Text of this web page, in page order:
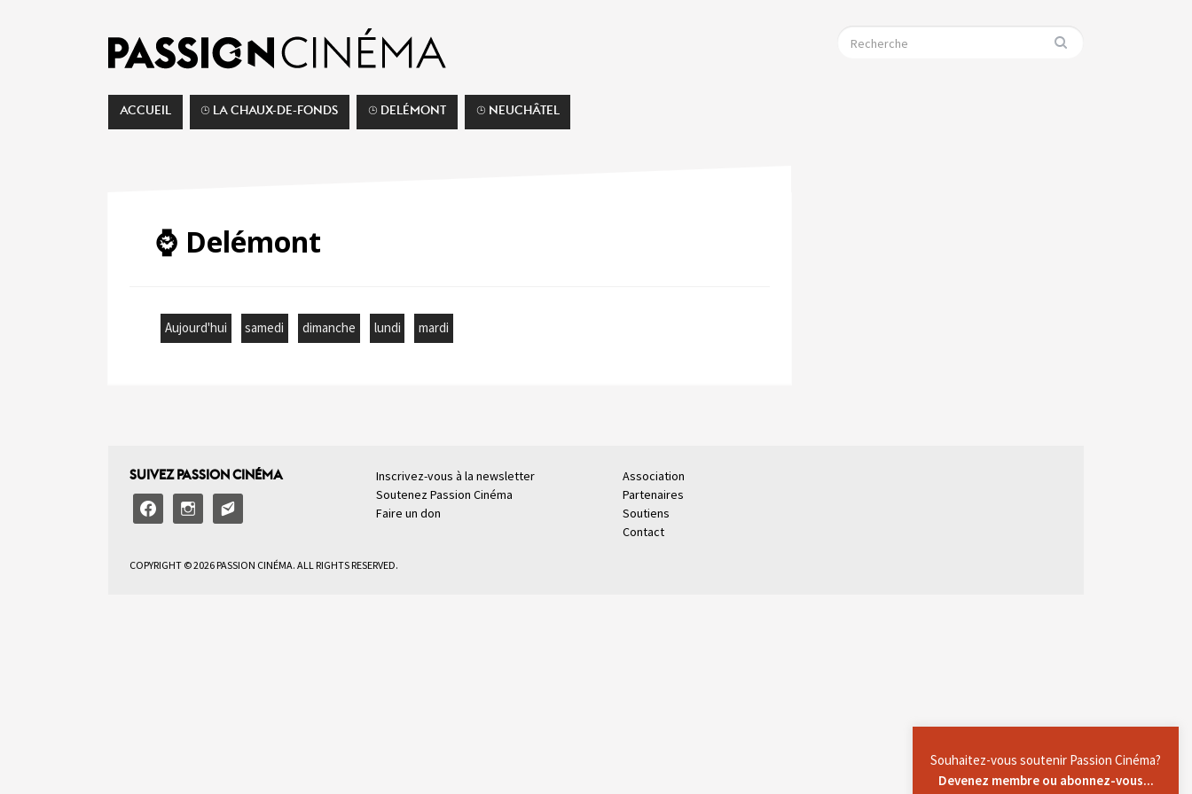
ACCUEIL ⌚︎ LA CHAUX-DE-FONDS ⌚︎ DELÉMONT ⌚︎ NEUCHÂTEL
⌚️ Delémont
Aujourd'hui samedi dimanche lundi mardi
SUIVEZ PASSION CINÉMA
facebookinstagramemail-
alt2
Inscrivez-vous à la newsletter
Soutenez Passion Cinéma
Faire un don
Association
Partenaires
Soutiens
Contact
COPYRIGHT © 2026 PASSION CINÉMA. ALL RIGHTS RESERVED.
Souhaitez-vous soutenir Passion Cinéma?
Devenez membre ou abonnez-vous...